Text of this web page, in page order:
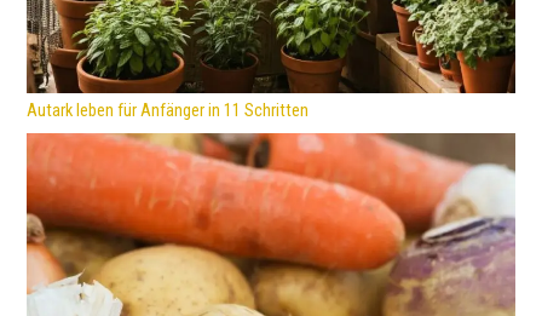
Autark leben für Anfänger in 11 Schritten